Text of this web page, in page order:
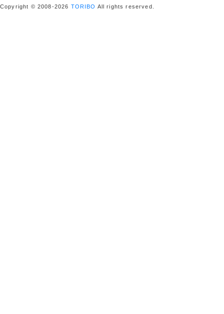
Copyright © 2008-2026 TORIBO All rights reserved.